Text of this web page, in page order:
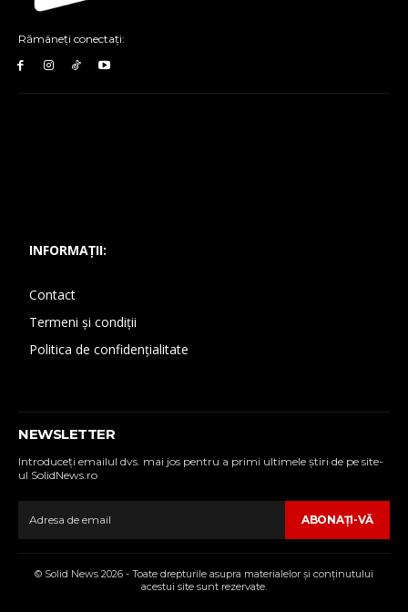
Rămâneți conectați:
INFORMAȚII:
Contact
Termeni și condiții
Politica de confidențialitate
NEWSLETTER
Introduceţi emailul dvs. mai jos pentru a primi ultimele ştiri de pe site-
ul SolidNews.ro
ABONAŢI-VĂ
© Solid News 2026 - Toate drepturile asupra materialelor şi conţinutului
acestui site sunt rezervate.